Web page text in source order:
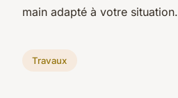
main adapté à votre situation.
Travaux